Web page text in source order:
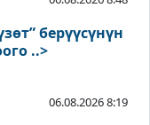
берүүсүнүн
редакторун сабоого ..>
06.08.2026 8:19